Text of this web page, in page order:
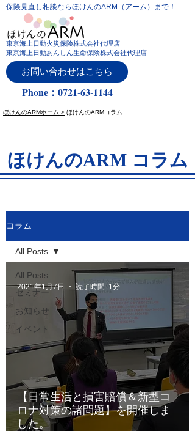
保険見直し相談ならほけんのARM（アーム）まで！
東京海上日動火災保険株式会社代理店
東京海上日動あんしん生命保険株式会社代理店
お問い合わせはこちら
Phone：0721-63-1144
ほけんのARMホーム > ほけんのARMコラム
ほけんのARM コラム
コラム
All Posts
セミナー
お知らせ
イベント
All Posts
【日常生活と損害賠償＆新型コ
ロナ対策の諸問題】を開催しま
した。
2021年1月7日 読了時間: 1分